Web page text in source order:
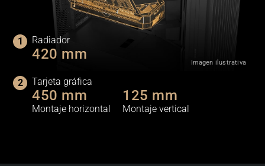
Radiador
420 mm
Tarjeta gráfica
450 mm
Montaje horizontal
125 mm
Montaje vertical
Imagen ilustrativa